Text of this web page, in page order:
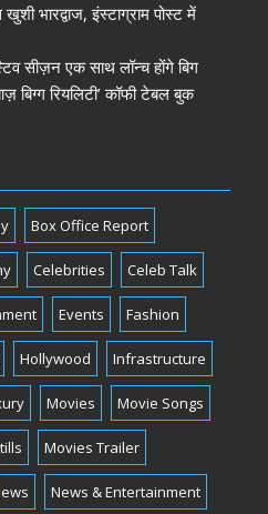
भारद्वाज, इंस्टाग्राम पोस्ट में
सीज़न एक साथ लॉन्च होंगे बिग
बिग्ग रियलिटी’ कॉफी टेबल बुक
Box Office Report
Celebrities Celeb Talk
Events Fashion
Hollywood Infrastructure
Movies Movie Songs
Movies Trailer
News & Entertainment